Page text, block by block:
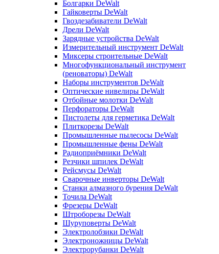
Болгарки DeWalt
Гайковерты DeWalt
Гвоздезабиватели DeWalt
Дрели DeWalt
Зарядные устройства DeWalt
Измерительный инструмент DeWalt
Миксеры строительные DeWalt
Многофункциональный инструмент
(реноваторы) DeWalt
Наборы инструментов DeWalt
Оптические нивелиры DeWalt
Отбойные молотки DeWalt
Перфораторы DeWalt
Пистолеты для герметика DeWalt
Плиткорезы DeWalt
Промышленные пылесосы DeWalt
Промышленные фены DeWalt
Радиоприёмники DeWalt
Резчики шпилек DeWalt
Рейсмусы DeWalt
Сварочные инверторы DeWalt
Станки алмазного бурения DeWalt
Точила DeWalt
Фрезеры DeWalt
Штроборезы DeWalt
Шуруповерты DeWalt
Электролобзики DeWalt
Электроножницы DeWalt
Электрорубанки DeWalt